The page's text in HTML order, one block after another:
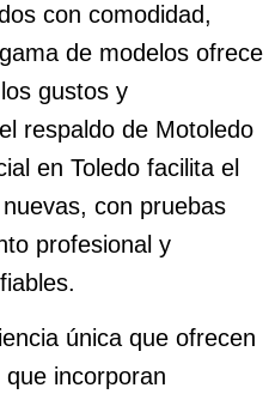
con comodidad,
de modelos ofrece
gustos y
respaldo de Motoledo
en Toledo facilita el
con pruebas
profesional y
única que ofrecen
incorporan